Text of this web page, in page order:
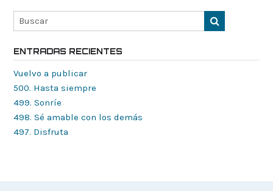
ENTRADAS RECIENTES
Vuelvo a publicar
500. Hasta siempre
499. Sonríe
498. Sé amable con los demás
497. Disfruta